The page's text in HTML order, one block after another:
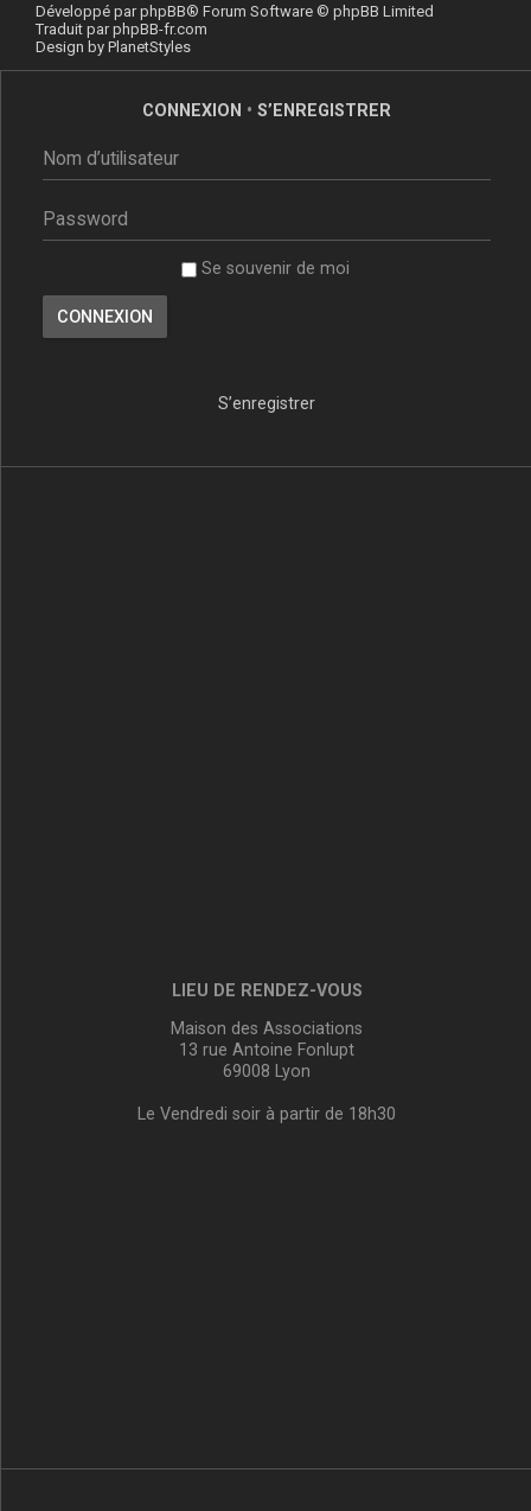
Développé parphpBB® Forum Software © phpBB Limited
Traduit parphpBB-fr.com
Design by PlanetStyles
CONNEXION • S’ENREGISTRER
Se souvenir de moi
S’enregistrer
LIEU DE RENDEZ-VOUS
Maison des Associations
13 rue Antoine Fonlupt
69008 Lyon
Le Vendredi soir à partir de 18h30